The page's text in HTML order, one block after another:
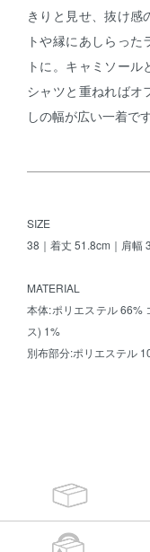
きりと見せ、抜け感
トや縁にあしらっ
トに。キャミソール
シャツと重ねればオ
しの幅が広い一着です
SIZE
38｜着丈 51.8cm｜肩幅
MATERIAL
本体:ポリエステル 66%
ス) 1%
別布部分:ポリエステル